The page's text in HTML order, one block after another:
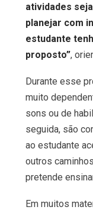
atividades
planejar com
estudante
proposto”,
Durante esse
muito
sons ou de
seguida, são
ao estudante
outros
pretende
Em muitos